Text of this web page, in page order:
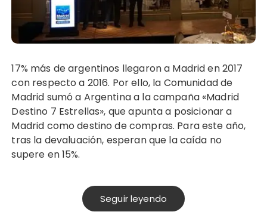
17% más de argentinos llegaron a Madrid en 2017
con respecto a 2016. Por ello, la Comunidad de
Madrid sumó a Argentina a la campaña «Madrid
Destino 7 Estrellas», que apunta a posicionar a
Madrid como destino de compras. Para este año,
tras la devaluación, esperan que la caída no
supere en 15%.
Seguir leyendo